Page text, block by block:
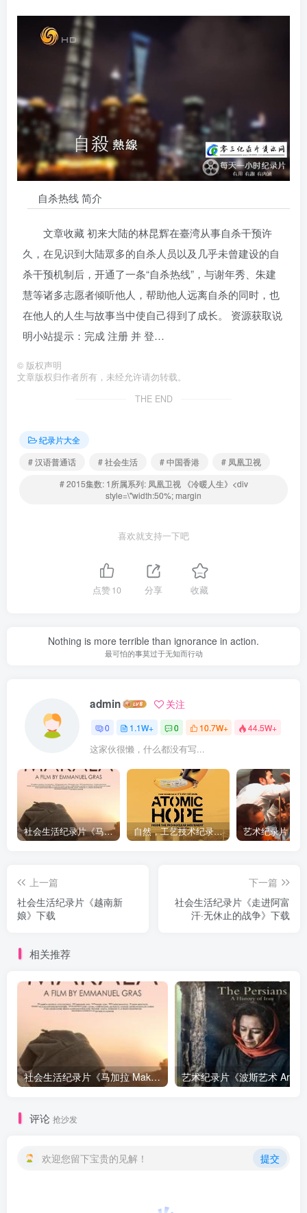
自杀热线 简介
文章收藏 初来大陆的林昆辉在臺湾从事自杀干预许
久，在见识到大陆眾多的自杀人员以及几乎未曾建设的自
杀干预机制后，开通了一条“自杀热线”，与谢年秀、朱建
慧等诸多志愿者倾听他人，帮助他人远离自杀的同时，也
在他人的人生与故事当中使自己得到了成长。 资源获取说
明小站提示：完成 注册 并 登…
© 版权声明
文章版权归作者所有，未经允许请勿转载。
THE END
纪录片大全
# 汉语普通话
# 社会生活 # 中国香港
# 凤凰卫视
# 2015集数: 1所属系列: 凤凰卫视 《冷暖人生》<div
style=\"width:50%; margin
喜欢就支持一下吧
点赞10 分享 收藏
Nothing is more terrible than ignorance in action.
最可怕的事莫过于无知而行动
admin 关注
0 1.1W+ 0 10.7W+ 44.5W+
这家伙很懒，什么都没有写...
社会生活纪录片《马加拉 Makala》下载 自然，工艺技术纪录片《原子能的希望 Atomic Hope – Inside the Pro-Nuclear Movement》下载
上一篇
社会生活纪录片《越南新
娘》下载
下一篇
社会生活纪录片《走进阿富
汗·无休止的战争》下载
相关推荐
社会生活纪录片《马加拉 Makala》下载
评论 抢沙发
欢迎您留下宝贵的见解！ 提交